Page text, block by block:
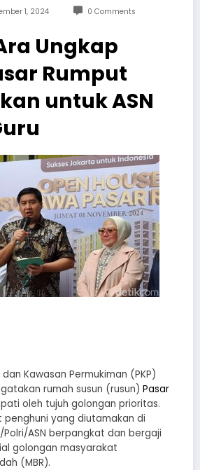
1, 2024 0 Comments
Ungkap
Rumput
untuk ASN
Kawasan Permukiman (PKP)
rumah susun (rusun) Pasar
oleh tujuh golongan prioritas.
penghuni yang diutamakan di
Polri/ASN berpangkat dan bergaji
golongan masyarakat
(MBR).